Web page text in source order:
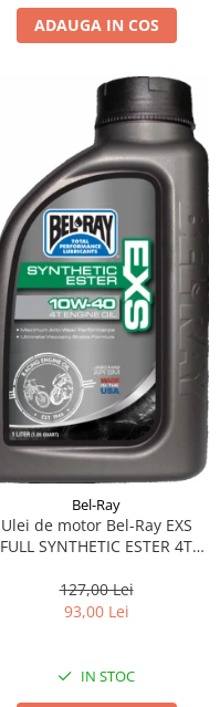
ADAUGA IN COS
Bel-Ray
Ulei de motor Bel-Ray EXS
FULL SYNTHETIC ESTER 4T
127,00 Lei
93,00 Lei
IN STOC